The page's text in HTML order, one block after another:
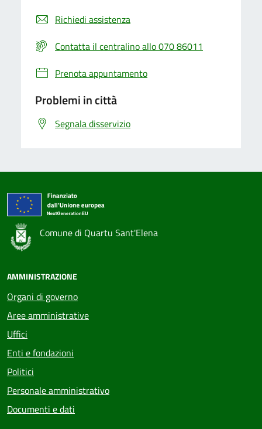
Richiedi assistenza
Contatta il centralino allo 070 86011
Prenota appuntamento
Problemi in città
Segnala disservizio
Comune di Quartu Sant'Elena
AMMINISTRAZIONE
Organi di governo
Aree amministrative
Uffici
Enti e fondazioni
Politici
Personale amministrativo
Documenti e dati